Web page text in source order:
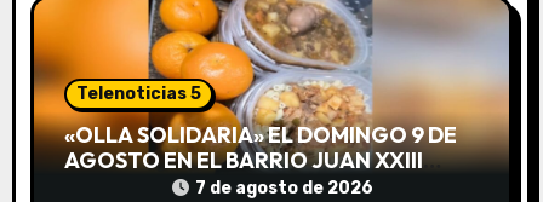
d
e
e
Telenoticias 5
«OLLA SOLIDARIA» EL DOMINGO 9 DE
AGOSTO EN EL BARRIO JUAN XXIII
DESDE LAS 13 HS7 de agosto de 2026